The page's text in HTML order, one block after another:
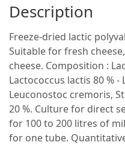
Description
Freeze-dried lactic
Suitable for fresh
cheese. Composition :
Lactococcus lactis 80 %
Leuconostoc cremoris,
20 %. Culture for direct
for 100 to 200 litres of
for one tube.